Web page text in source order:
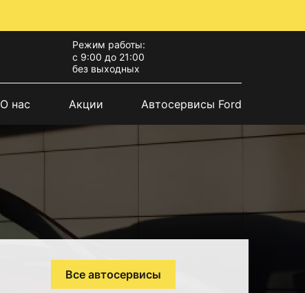
Режим работы:
с 9:00 до 21:00
без выходных
О нас Акции Автосервисы Ford
Все автосервисы